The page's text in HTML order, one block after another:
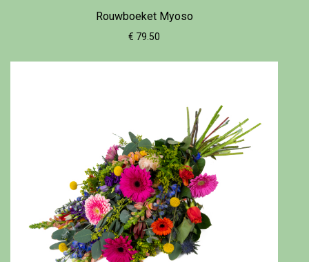
Rouwboeket Myoso
€ 79.50